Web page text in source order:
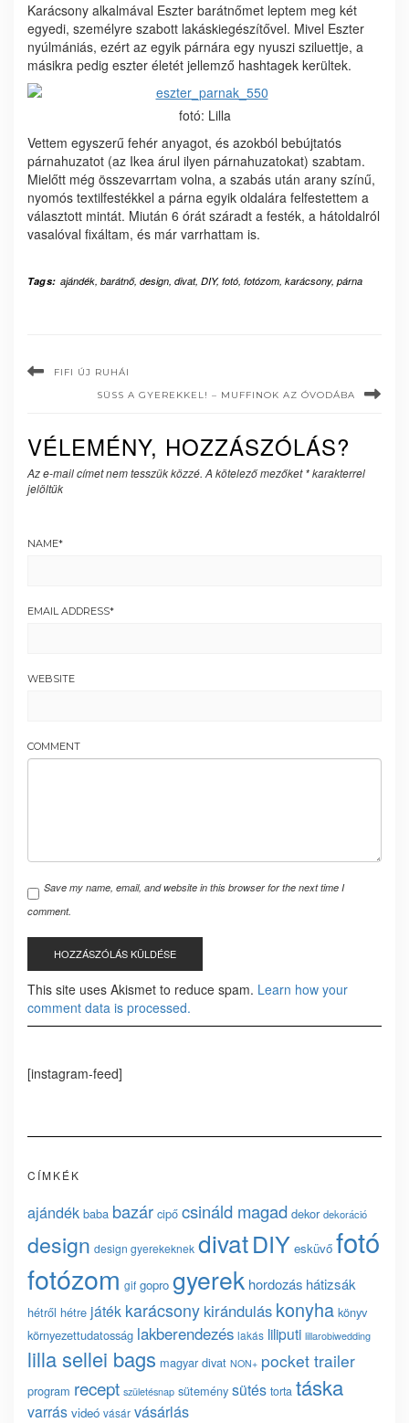
Karácsony alkalmával Eszter barátnőmet leptem meg két
egyedi, személyre szabott lakáskiegészítővel. Mivel Eszter
nyúlmániás, ezért az egyik párnára egy nyuszi sziluettje, a
másikra pedig eszter életét jellemző hashtagek kerültek.
fotó: Lilla
Vettem egyszerű fehér anyagot, és azokból bebújtatós
párnahuzatot (az Ikea árul ilyen párnahuzatokat) szabtam.
Mielőtt még összevarrtam volna, a szabás után arany színű,
nyomós textilfestékkel a párna egyik oldalára felfestettem a
választott mintát. Miután 6 órát száradt a festék, a hátoldalról
vasalóval fixáltam, és már varrhattam is.
Tags: ajándék, barátnő, design, divat, DIY, fotó, fotózom, karácsony, párna
FIFI ÚJ RUHÁI
SÜSS A GYEREKKEL! – MUFFINOK AZ ÓVODÁBA
VÉLEMÉNY, HOZZÁSZÓLÁS?
Az e-mail címet nem tesszük közzé. A kötelező mezőket*karakterrel
jelöltük
NAME*
EMAIL ADDRESS*
WEBSITE
COMMENT
Save my name, email, and website in this browser for the next time I
comment.
This site uses Akismet to reduce spam. Learn how your
comment data is processed.
[instagram-feed]
CÍMKÉK
ajándék baba bazár cipő csináld magad dekor dekoráció
design design gyerekeknek divatDIY esküvő fotó
fotózom gif gopro gyerek hordozás hátizsák
hétről hétre játék karácsony kirándulás konyha könyv
környezettudatosság lakberendezés lakás liliputi lillarobiwedding
lilla sellei bags magyar divat NON+ pocket trailer
program recept születésnap sütemény sütés torta táska
varrás videó vásár vásárlás